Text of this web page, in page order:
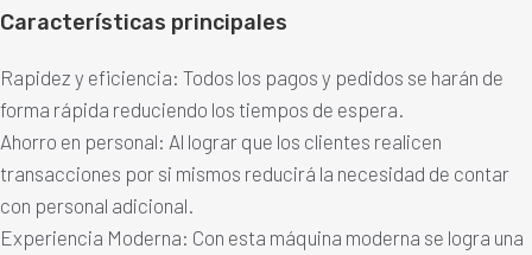
Características principales
Rapidez y eficiencia: Todos los pagos y pedidos se harán de
forma rápida reduciendo los tiempos de espera.
Ahorro en personal: Al lograr que los clientes realicen
transacciones por si mismos reducirá la necesidad de contar
con personal adicional.
Experiencia Moderna: Con esta máquina moderna se logra una